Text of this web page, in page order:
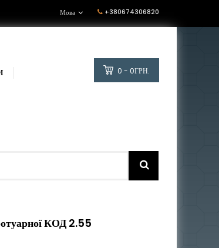
+380674306820
Мова
0 - 0ГРН.
КОД 2.55